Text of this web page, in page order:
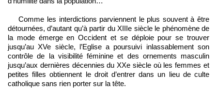
Comme les interdictions parviennent le plus souvent à être
détournées, d’autant qu’à partir du XIIIe siècle le phénomène de
la mode émerge en Occident et se déploie pour se trouver
jusqu’au XVe siècle, l’Eglise a poursuivi inlassablement son
contrôle de la visibilité féminine et des ornements masculin
jusqu’aux dernières décennies du XXe siècle où les femmes et
petites filles obtiennent le droit d’entrer dans un lieu de culte
catholique sans rien porter sur la tête.